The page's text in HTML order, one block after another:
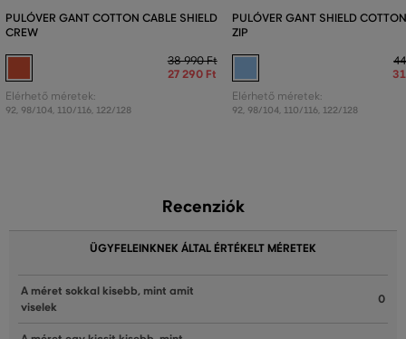
PULÓVER GANT COTTON CABLE SHIELD
CREW
38 990 Ft
27 290 Ft
Elérhető méretek:
92, 98/104, 110/116, 122/128
PULÓVER GANT SHIELD
ZIP
Elérhető méretek:
92, 98/104, 110/116, 122/128
Recenziók
ÜGYFELEINKNEK ÁLTAL ÉRTÉKELT MÉRETEK
A méret sokkal kisebb, mint amit
viselek
0